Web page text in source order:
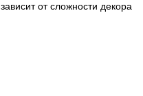
зависит от сложности декора